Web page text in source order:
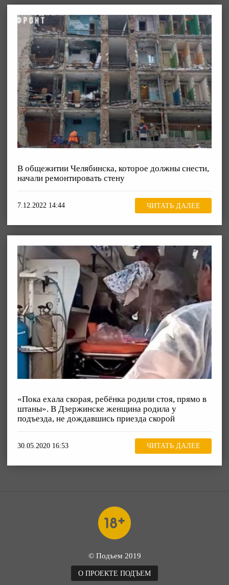
В общежитии Челябинска, которое должны снести,
начали ремонтировать стену
7.12.2022 14:44 ЧИТАТЬ ДАЛЕЕ
«Пока ехала скорая, ребёнка родили стоя, прямо в
штаны». В Дзержинске женщина родила у
подъезда, не дождавшись приезда скорой
30.05.2020 16:53 ЧИТАТЬ ДАЛЕЕ
© Подъем 2019
О ПРОЕКТЕ ПОДЪЕМ